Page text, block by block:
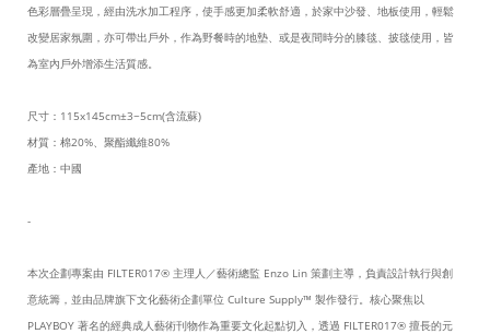
色彩層疊呈現，經由洗水加工程序，使手感更加柔軟舒適，於家中沙發、地板使用，輕鬆
改變居家氛圍，亦可帶出戶外，作為野餐時的地墊、或是夜間時分的膝毯、披毯使用，皆
為室內戶外增添生活質感。
尺寸：115x145cm±3~5cm(含流蘇)
材質：棉20%、聚酯纖維80%
產地：中國
-
本次企劃專案由 FILTER017® 主理人／藝術總監 Enzo Lin 策劃主導，負責設計執行與創
意統籌，並由品牌旗下文化藝術企劃單位 Culture Supply™ 製作發行。核心聚焦以
PLAYBOY 著名的經典成人藝術刊物作為重要文化起點切入，透過 FILTER017® 擅長的元